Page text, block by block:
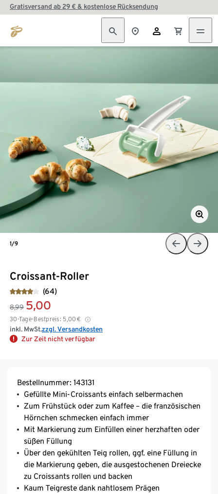
Gratisversand ab 29 € & kostenlose Rücksendung
Croissant-Roller
(64)
8,99 5,00
30-Tage-Bestpreis: 5,00 €
inkl. MwSt.zzgl. Versandkosten
Zur Zeit nicht verfügbar
1/9
Bestellnummer: 143131
Gefüllte Mini-Croissants einfach selbermachen
Zum Frühstück oder zum Kaffee – die französischen
Hörnchen schmecken einfach immer
Mit Markierung zum Einfüllen einer herzhaften oder
süßen Füllung
Über den gekühlten Teig rollen, ggf. eine Füllung in
die Markierung geben, die ausgestochenen Dreiecke
zu Croissants rollen und backen
Kaum Teigreste dank nahtlosem Prägen